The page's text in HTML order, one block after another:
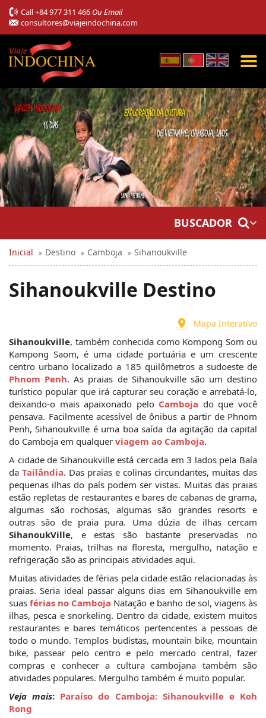
Call+84 977 311 466 Ou Email
consultores@viajeindochina.com
BUSCADOR
Inicial Destino Camboja Sihanoukville
Sihanoukville Destino
Mapa Interativo
Sihanoukville, também conhecida como Kompong Som ou
Kampong Saom, é uma cidade portuária e um crescente
Phnom Penh. As praias de Sihanoukville são um destino
turístico popular que irá capturar seu coração e arrebatá-lo,
deixando-o mais apaixonado pelo Camboja do que você
pensava. Facilmente acessível de ônibus a partir de Phnom
Penh, Sihanoukville é uma boa saída da agitação da capital
do Camboja em qualquer viagem ao Camboja.
A cidade de Sihanoukville está cercada em 3 lados pela Baía
da Tailândia. Das praias e colinas circundantes, muitas das
pequenas ilhas do país podem ser vistas. Muitas das praias
estão repletas de restaurantes e bares de cabanas de grama,
algumas são rochosas, algumas são grandes resorts e
SihanoukVille, e estas são bastante preservadas no
momento. Praias, trilhas na floresta, mergulho, natação e
refrigeração são as principais atividades aqui.
Muitas atividades de férias pela cidade estão relacionadas às
praias. Seria ideal passar alguns dias em Sihanoukville em
suas férias no Camboja Natação e banho de sol, viagens às
ilhas, pesca e snorkeling. Dentro da cidade, existem muitos
restaurantes e bares temáticos pertencentes a pessoas de
todo o mundo. Templos budistas, mountain bike, mountain
bike, passear pelo centro e pelo mercado central, fazer
compras e conhecer a cultura cambojana também são
atividades populares. Mergulho também é muito popular.
Veja mais: Paraíso do Camboja: Sihanoukville e Koh
Rong